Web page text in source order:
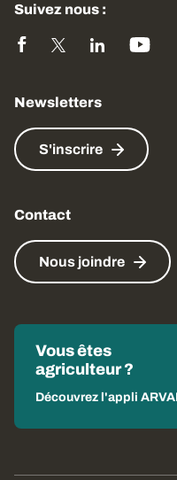
Suivez nous :
Newsletters
S'inscrire
Contact
Nous joindre
Vous êtes
agriculteur ?
Découvrez l'appli